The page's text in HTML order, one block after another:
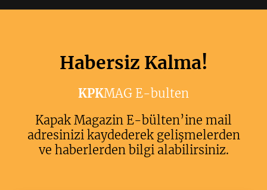
Habersiz Kalma!
KPKMAG E-bulten
Kapak Magazin E-bülten’ine mail
adresinizi kaydederek gelişmelerden
ve haberlerden bilgi alabilirsiniz.